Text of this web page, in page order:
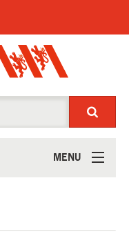
MENU